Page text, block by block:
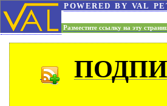
powered by val
Разместите ссылку на эту